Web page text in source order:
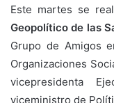
Este martes se
Geopolítico de las
Grupo de Amigos
Organizaciones
vicepresidenta
viceministro de